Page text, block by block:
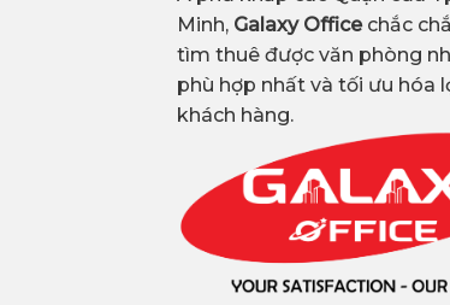
Minh, Galaxy Office chắc
tìm thuê được văn phòng
phù hợp nhất và tối ưu hóa
khách hàng.